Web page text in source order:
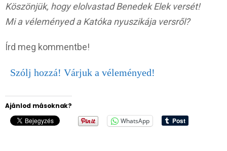
Köszönjük, hogy elolvastad Benedek Elek versét!
Mi a véleményed a Katóka nyuszikája versről?
Írd meg kommentbe!
Szólj hozzá! Várjuk a véleményed!
Ajánlod másoknak?
WhatsApp